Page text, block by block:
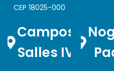
CEP 18025-000
Campos
Salles IV